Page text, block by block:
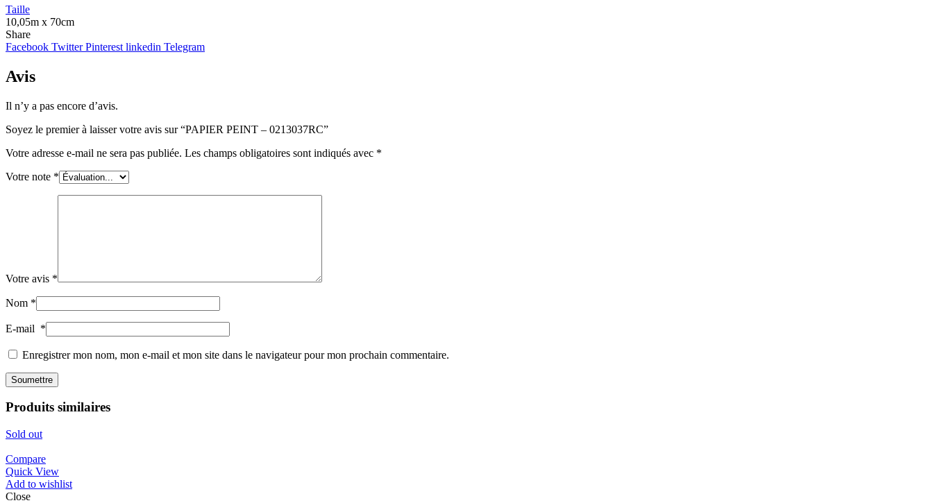
Taille
10,05m x 70cm
Share
Facebook Twitter Pinterest linkedin Telegram
Avis
Il n’y a pas encore d’avis.
Soyez le premier à laisser votre avis sur “PAPIER PEINT – 0213037RC”
Votre adresse e-mail ne sera pas publiée. Les champs obligatoires sont indiqués avec *
Votre note *
Votre avis *
Nom *
E-mail *
Enregistrer mon nom, mon e-mail et mon site dans le navigateur pour mon prochain commentaire.
Produits similaires
Sold out
Compare
Quick View
Add to wishlist
Close